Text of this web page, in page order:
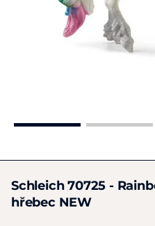
Schleich 70725 -
hřebec NEW